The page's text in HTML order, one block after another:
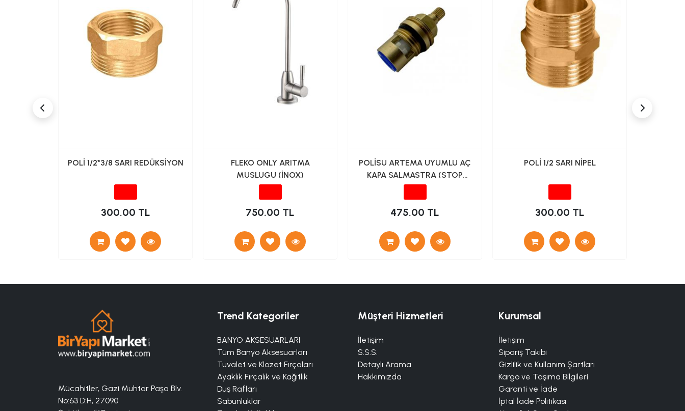
POLİ 1/2*3/8 SARI REDÜKSİYON
300.00 TL
FLEKO ONLY ARITMA
MUSLUGU (İNOX)
750.00 TL
POLİSU ARTEMA UYUMLU AÇ
KAPA SALMASTRA (STOP
VALF)
475.00 TL
POLİ 1/2 SARI NİPEL
300.00 TL
Mücahitler, Gazi Muhtar Paşa Blv.
No:63 D:H, 27090
Trend Kategoriler
BANYO AKSESUARLARI
Tüm Banyo Aksesuarları
Tuvalet ve Klozet Fırçaları
Ayaklık Fırçalık ve Kağıtlık
Duş Rafları
Sabunluklar
Kurumsal
İletişim
Sipariş Takibi
Gizlilik ve Kullanım Şartları
Kargo ve Taşıma Bilgileri
Garanti ve İade
İptal İade Politikası
Müşteri Hizmetleri
İletişim
S.S.S.
Detaylı Arama
Hakkımızda